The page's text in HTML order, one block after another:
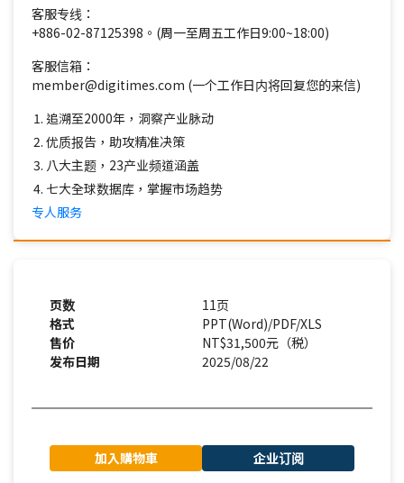
客服专线：
+886-02-87125398。(周一至周五工作日9:00~18:00)
客服信箱：
member@digitimes.com (一个工作日内将回复您的来信)
追溯至2000年，洞察产业脉动
优质报告，助攻精准决策
八大主题，23产业频道涵盖
七大全球数据库，掌握市场趋势
专人服务
页数
11页
格式
PPT(Word)/PDF/XLS
售价
NT$31,500元（税）
发布日期
2025/08/22
加入購物車 企业订阅